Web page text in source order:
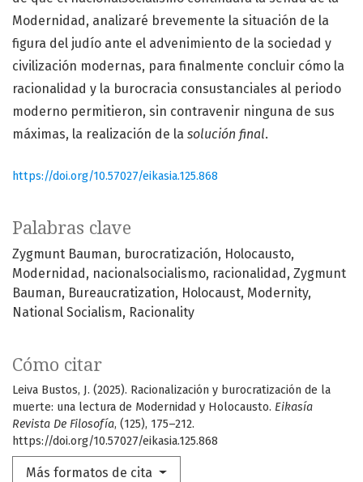
Palabras clave
Zygmunt Bauman burocratización
Holocausto
Modernidad
nacionalsocialismo racionalidad Zygmunt
Bauman
Bureaucratization Holocaust Modernity
National Socialism
Racionality
Cómo citar
Leiva Bustos, J. (2025). Racionalización y burocratización de la
muerte: una lectura de Modernidad y Holocausto. Eikasía
Revista De Filosofía, (125), 175–212.
https://doi.org/10.57027/eikasia.125.868
Más formatos de cita
Modernidad, analizaré brevemente la situación de la
figura del judío ante el advenimiento de la sociedad y
civilización modernas, para finalmente concluir cómo la
racionalidad y la burocracia consustanciales al periodo
moderno permitieron, sin contravenir ninguna de sus
máximas, la realización de la solución final.
https://doi.org/10.57027/eikasia.125.868